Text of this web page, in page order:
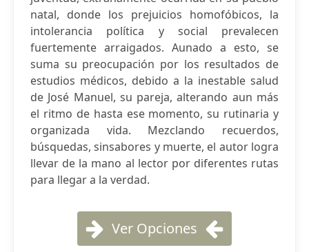
natal, donde los prejuicios homofóbicos, la
intolerancia política y social prevalecen
fuertemente arraigados. Aunado a esto, se
suma su preocupación por los resultados de
estudios médicos, debido a la inestable salud
de José Manuel, su pareja, alterando aun más
el ritmo de hasta ese momento, su rutinaria y
organizada vida. Mezclando recuerdos,
búsquedas, sinsabores y muerte, el autor logra
llevar de la mano al lector por diferentes rutas
para llegar a la verdad.
Ver Opciones